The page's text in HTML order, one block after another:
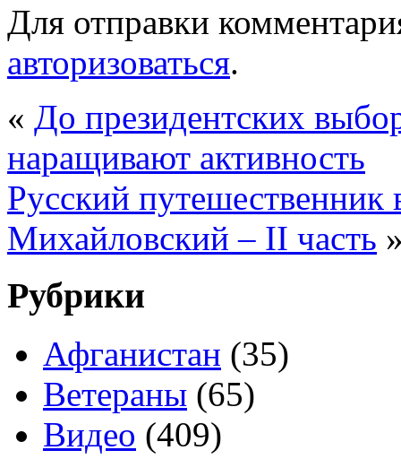
Для отправки
авторизоваться.
« До президентских
наращивают активность
Русский
Михайловский – II часть
Рубрики
Афганистан (35)
Ветераны (65)
Видео (409)